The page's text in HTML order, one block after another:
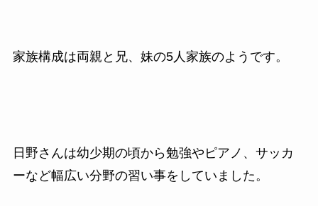
家族構成は両親と兄、妹の5人家族のようです。
日野さんは幼少期の頃から勉強やピアノ、サッカ
ーなど幅広い分野の習い事をしていました。